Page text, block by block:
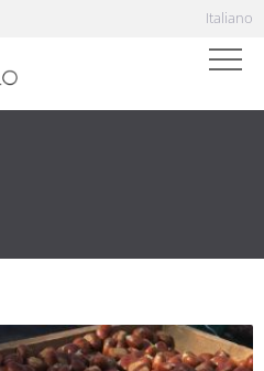
Italiano